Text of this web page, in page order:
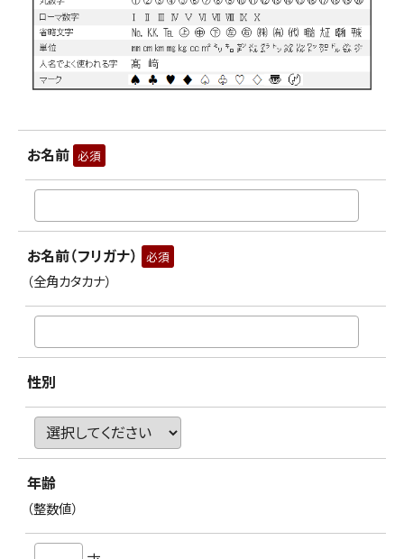
お名前 必須
お名前（フリガナ） 必須
（全角カタカナ）
性別
年齢
（整数値）